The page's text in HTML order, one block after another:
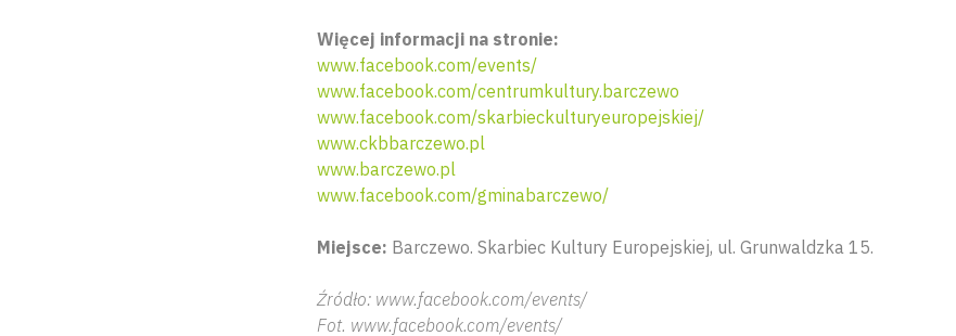
Więcej informacji na stronie:
www.facebook.com/events/
www.facebook.com/centrumkultury.barczewo
www.facebook.com/skarbieckulturyeuropejskiej/
www.ckbbarczewo.pl
www.barczewo.pl
www.facebook.com/gminabarczewo/
Miejsce: Barczewo. Skarbiec Kultury Europejskiej, ul. Grunwaldzka 15.
Źródło: www.facebook.com/events/
Fot. www.facebook.com/events/